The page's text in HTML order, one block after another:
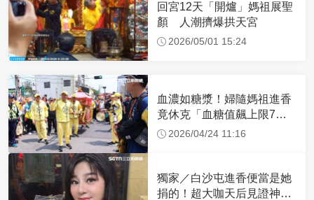
回宮12天「開爐」媽祖展聖
顏 人潮擠爆拱天宮
2026/05/01 15:24
血濃如糖漿！婦隨媽祖進香
竟休克「血糖值飆上限7
倍」 醫曝原因
2026/04/24 11:16
獨家／白沙屯進香便當是她
捐的！超大咖天后見證神